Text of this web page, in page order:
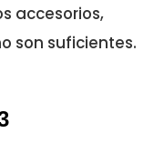
accesorios,
son suficientes.